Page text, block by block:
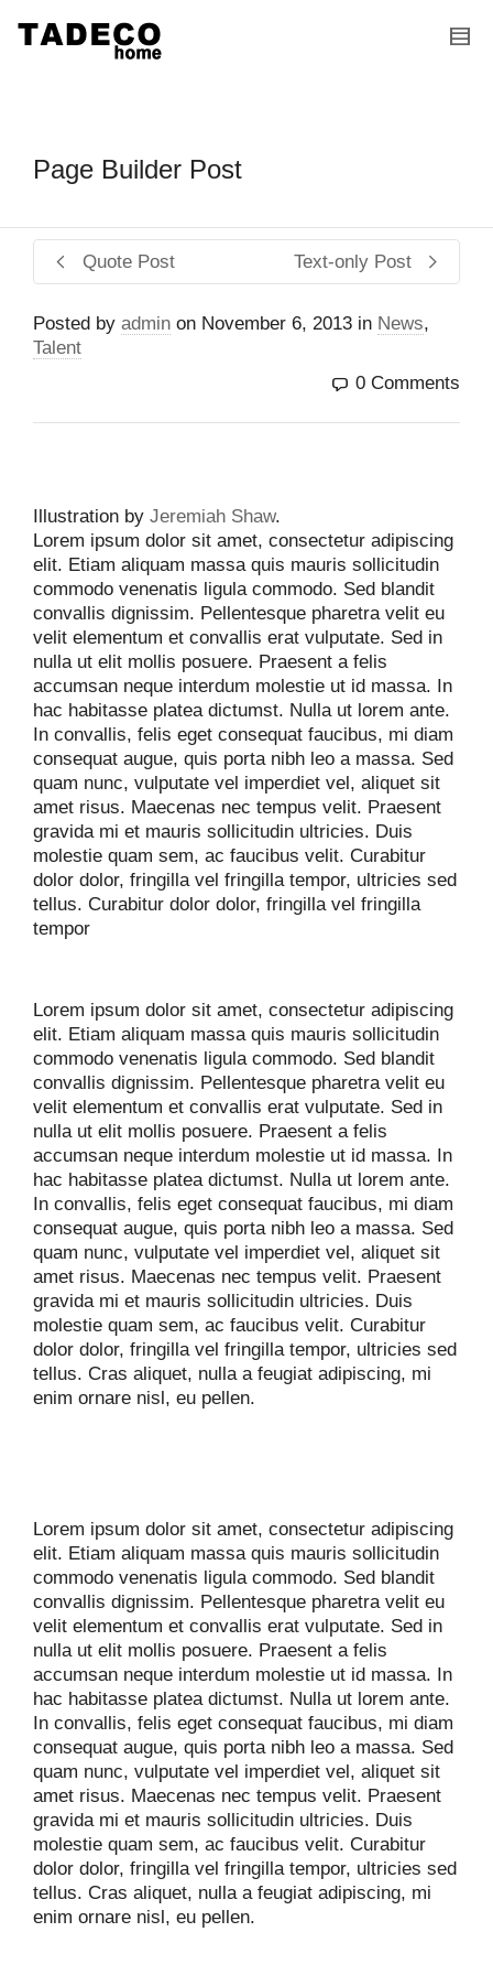
I'm looking for
Page Builder Post
Quote Post Text-only Post
Posted by admin on November 6, 2013 in News,
Talent
0 Comments
Illustration by Jeremiah Shaw.
Lorem ipsum dolor sit amet, consectetur adipiscing
elit. Etiam aliquam massa quis mauris sollicitudin
commodo venenatis ligula commodo. Sed blandit
convallis dignissim. Pellentesque pharetra velit eu
velit elementum et convallis erat vulputate. Sed in
nulla ut elit mollis posuere. Praesent a felis
accumsan neque interdum molestie ut id massa. In
hac habitasse platea dictumst. Nulla ut lorem ante.
In convallis, felis eget consequat faucibus, mi diam
consequat augue, quis porta nibh leo a massa. Sed
quam nunc, vulputate vel imperdiet vel, aliquet sit
amet risus. Maecenas nec tempus velit. Praesent
gravida mi et mauris sollicitudin ultricies. Duis
molestie quam sem, ac faucibus velit. Curabitur
dolor dolor, fringilla vel fringilla tempor, ultricies sed
tellus. Curabitur dolor dolor, fringilla vel fringilla
tempor
Lorem ipsum dolor sit amet, consectetur adipiscing
elit. Etiam aliquam massa quis mauris sollicitudin
commodo venenatis ligula commodo. Sed blandit
convallis dignissim. Pellentesque pharetra velit eu
velit elementum et convallis erat vulputate. Sed in
nulla ut elit mollis posuere. Praesent a felis
accumsan neque interdum molestie ut id massa. In
hac habitasse platea dictumst. Nulla ut lorem ante.
In convallis, felis eget consequat faucibus, mi diam
consequat augue, quis porta nibh leo a massa. Sed
quam nunc, vulputate vel imperdiet vel, aliquet sit
amet risus. Maecenas nec tempus velit. Praesent
gravida mi et mauris sollicitudin ultricies. Duis
molestie quam sem, ac faucibus velit. Curabitur
dolor dolor, fringilla vel fringilla tempor, ultricies sed
tellus. Cras aliquet, nulla a feugiat adipiscing, mi
enim ornare nisl, eu pellen.
Lorem ipsum dolor sit amet, consectetur adipiscing
elit. Etiam aliquam massa quis mauris sollicitudin
commodo venenatis ligula commodo. Sed blandit
convallis dignissim. Pellentesque pharetra velit eu
velit elementum et convallis erat vulputate. Sed in
nulla ut elit mollis posuere. Praesent a felis
accumsan neque interdum molestie ut id massa. In
hac habitasse platea dictumst. Nulla ut lorem ante.
In convallis, felis eget consequat faucibus, mi diam
consequat augue, quis porta nibh leo a massa. Sed
quam nunc, vulputate vel imperdiet vel, aliquet sit
amet risus. Maecenas nec tempus velit. Praesent
gravida mi et mauris sollicitudin ultricies. Duis
molestie quam sem, ac faucibus velit. Curabitur
dolor dolor, fringilla vel fringilla tempor, ultricies sed
tellus. Cras aliquet, nulla a feugiat adipiscing, mi
enim ornare nisl, eu pellen.